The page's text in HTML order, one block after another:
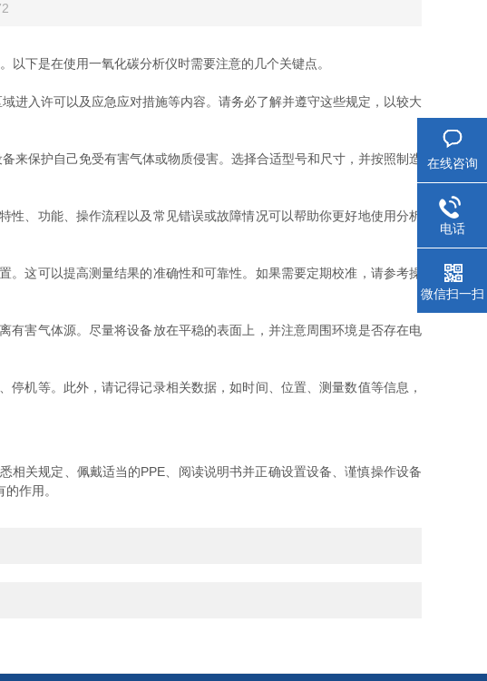
下是在使用一氧化碳分析仪时需要注意的几个关键点。
入许可以及应急应对措施等内容。请务必了解并遵守这些规定，以较大
保护自己免受有害气体或物质侵害。选择合适型号和尺寸，并按照制造
、功能、操作流程以及常见错误或故障情况可以帮助你更好地使用分析
这可以提高测量结果的准确性和可靠性。如果需要定期校准，请参考操
害气体源。尽量将设备放在平稳的表面上，并注意周围环境是否存在电
机等。此外，请记得记录相关数据，如时间、位置、测量数值等信息，
关规定、佩戴适当的PPE、阅读说明书并正确设置设备、谨慎操作设备
作用。
在线咨询
电话
微信扫一扫